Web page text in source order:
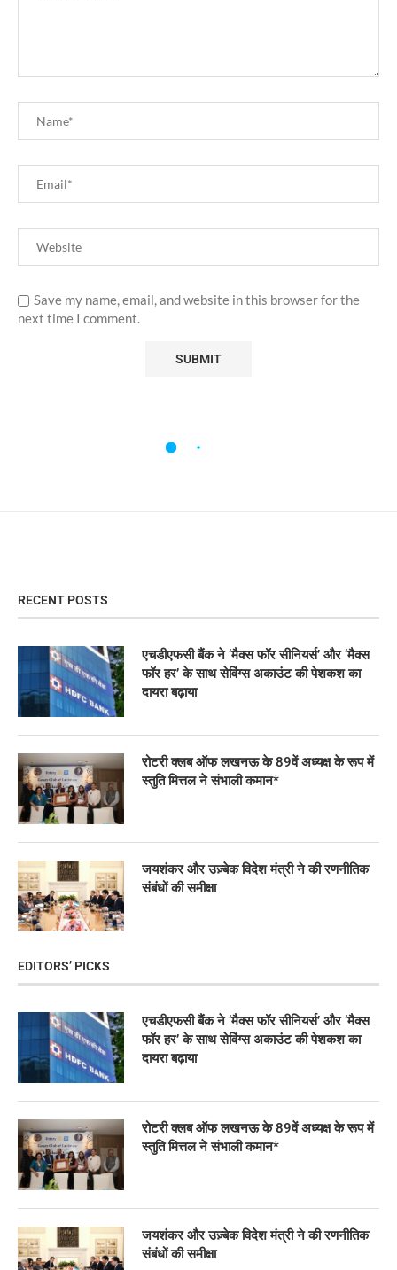
Save my name, email, and website in this browser for the
next time I comment.
RECENT POSTS
एचडीएफसी बैंक ने ‘मैक्स फॉर सीनियर्स’ और ‘मैक्स
फॉर हर’ के साथ सेविंग्स अकाउंट की पेशकश का
दायरा बढ़ाया
रोटरी क्लब ऑफ लखनऊ के 89वें अध्यक्ष के रूप में
स्तुति मित्तल ने संभाली कमान*
जयशंकर और उज़्बेक विदेश मंत्री ने की रणनीतिक
संबंधों की समीक्षा
EDITORS’ PICKS
एचडीएफसी बैंक ने ‘मैक्स फॉर सीनियर्स’ और ‘मैक्स
फॉर हर’ के साथ सेविंग्स अकाउंट की पेशकश का
दायरा बढ़ाया
रोटरी क्लब ऑफ लखनऊ के 89वें अध्यक्ष के रूप में
स्तुति मित्तल ने संभाली कमान*
जयशंकर और उज़्बेक विदेश मंत्री ने की रणनीतिक
संबंधों की समीक्षा